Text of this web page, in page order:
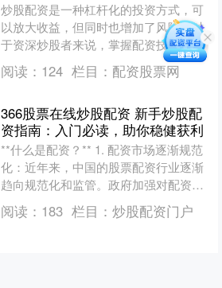
炒股配资是一种杠杆化的投资方式，可
以放大收益，但同时也增加了风险。对
于资深炒股者来说，掌握配资技巧至关
重要，以实现稳健获利。 * **放大收益
潜力：**杠杆作用....
阅读： 124 栏目： 配资股票网
366股票在线炒股配资 新手炒股配
资指南：入门必读，助你稳健获利
**什么是配资？** 1. 配资市场逐渐规范
化：近年来，中国的股票配资行业逐渐
趋向规范化和监管。政府加强对配资平
台的监管，要求平台必须具备一定的资
质和合规要求，....
阅读： 183 栏目： 炒股配资门户